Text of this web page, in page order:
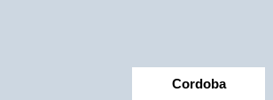
Cordoba